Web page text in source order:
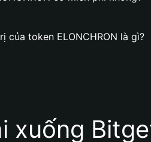
của token ELONCHRON là gì?
xuống